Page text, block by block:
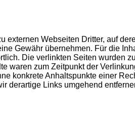
externen Webseiten Dritter, auf
Gewähr übernehmen. Für die
Die verlinkten Seiten wurden
waren zum Zeitpunkt der
konkrete Anhaltspunkte einer
derartige Links umgehend